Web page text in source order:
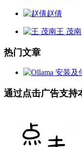
赵倩
王 茂南
热门文章
通过点击广告支持